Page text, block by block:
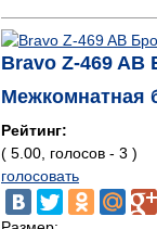
Bravo Z-469 AB
Межкомнатная
Рейтинг:
( 5.00, голосов - 3 )
голосовать